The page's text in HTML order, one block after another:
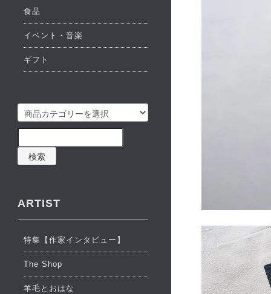
食品
イベント・音楽
ギフト
検索
ARTIST
特集【作家インタビュー】
The Shop
羊毛とおはな